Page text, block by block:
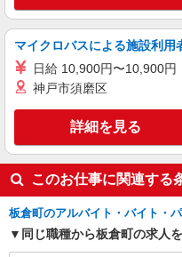
マイクロバスによる施設利用
日給 10,900円〜10,900円
神戸市須磨区
詳細を見る
このお仕事に関連する
板倉町のアルバイト・バイト・
同じ職種から板倉町の求人